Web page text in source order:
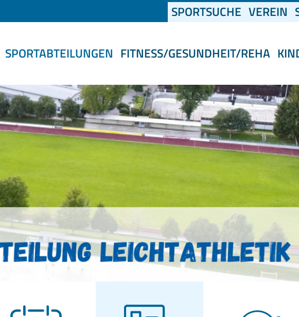
SPORTSUCHE (CURRENT)
VEREIN
SPORTABTEILUNGEN FITNESS/GESUNDHEIT/REHA